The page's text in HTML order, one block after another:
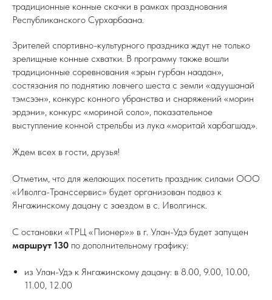
традиционные конные скачки в рамках празднования
Республиканского Сурхарбаана.
Зрителей спортивно-культурного праздника ждут не только
зрелищные конные схватки. В программу также вошли
традиционные соревнования «эрын гурбан наадан»,
состязания по поднятию ловчего шеста с земли «адуушанай
тэмсээн», конкурс конного убранства и снаряжений «морин
эрдэни», конкурс «мориной соло», показательное
выступление конной стрельбы из лука «моритай харбагшад».
Ждем всех в гости, друзья!
Отметим, что для желающих посетить праздник силами ООО
«Иволга-Транссервис» будет организован подвоз к
Янгажинскому дацану с заездом в с. Иволгинск.
С остановки «ТРЦ «Пионер»» в г. Улан-Удэ будет запущен
маршрут 130 по дополнительному графику:
из Улан-Удэ к Янгажинскому дацану: в 8.00, 9.00, 10.00,
11.00, 12.00